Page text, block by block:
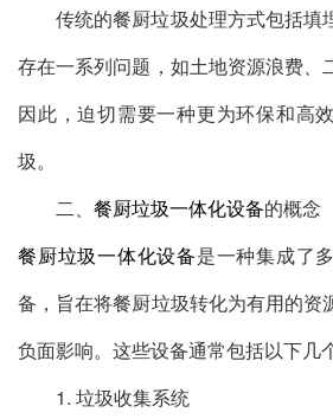
传统的餐厨垃圾处理方式包括填
存在一系列问题，如土地资源浪费、
因此，迫切需要一种更为环保和高
圾。
二、 餐厨垃圾一体化设备的概念
餐厨垃圾一体化设备是一种集成了
备，旨在将餐厨垃圾转化为有用的资
负面影响。这些设备通常包括以下几
1. 垃圾收集系统